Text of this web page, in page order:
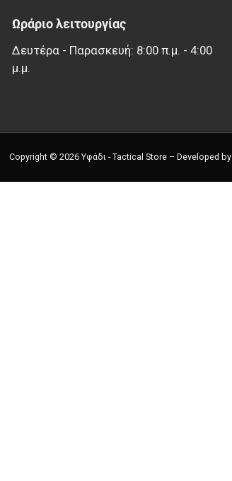
Ωράριο λειτουργίας
Δευτέρα - Παρασκευή: 8:00 π.μ. - 4:00
μ.μ.
Copyright © 2026 Υφάδι - Tactical Store – Developed by